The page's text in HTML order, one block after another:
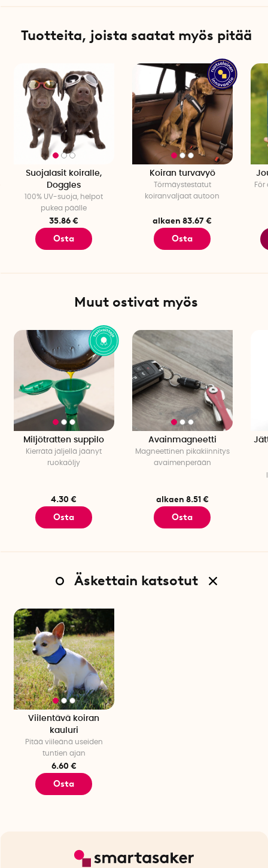
Tuotteita, joista saatat myös pitää
Suojalasit koiralle,
Doggles
100% UV-suoja, helpot
pukea päälle
35.86 €
Osta
Koiran turvavyö
Törmäystestatut
koiranvaljaat autoon
alkaen 83.67 €
Osta
Muut ostivat myös
Miljötratten suppilo
Kierrätä jäljellä jäänyt
ruokaöljy
4.30 €
Osta
Avainmagneetti
Magneettinen pikakiinnitys
avaimenperään
alkaen 8.51 €
Osta
Äskettain katsotut
Viilentävä koiran
kauluri
Pitää viileänä useiden
tuntien ajan
6.60 €
Osta